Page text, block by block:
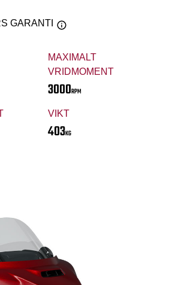
MAXIMALT
VRIDMOMENT
3000RPM
VIKT
403KG
GARANTI